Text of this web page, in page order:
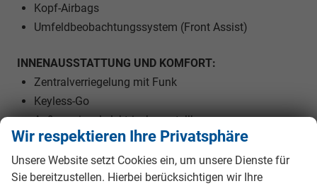
Kopf-Airbags
Umfeldbeobachtungssystem (Front Assist)
INNENAUSSTATTUNG UND KOMFORT:
Zentralverriegelung mit Funk
Keyless-Go
Außenspiegel elektrisch verstellbar
Außenspiegel beheizbar
Außenspiegel elektrisch anklappbar
Elektrische Fensterheber vorne und hinten
Wir respektieren Ihre Privatsphäre
Unsere Website setzt Cookies ein, um unsere Dienste für
Sie bereitzustellen. Hierbei berücksichtigen wir Ihre